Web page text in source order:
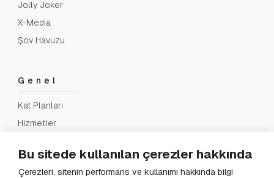
Jolly Joker
X-Media
Şov Havuzu
Genel
Kat Planları
Hizmetler
İletişim
Bu sitede kullanılan çerezler hakkında
Çerezleri, sitenin performans ve kullanımı hakkında bilgi